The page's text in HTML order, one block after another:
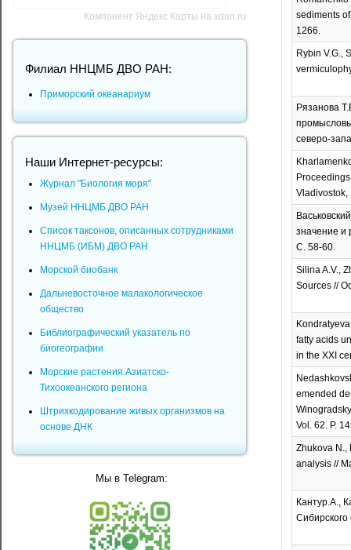
sediments
1266.
Rybin V.G.,
Рязанова
северо-
Vladivostok,
значение и
С. 58-60.
Silina A.V.,
Sources //
fatty acids
in the ХХI
emended
Vol. 62. P.
Zhukova N.,
analysis //
Кантур.А.,
Компонент Яндекс Карты на xdan.ru
Филиал ННЦМБ ДВО РАН:
Приморский океанариум
Наши Интернет-ресурсы:
Журнал "Биология моря"
Музей ННЦМБ ДВО РАН
Список таксонов, описанных сотрудниками
ННЦМБ (ИБМ) ДВО РАН
Морской биобанк
Дальневосточное малакологическое
общество
Библиографический указатель по
биогеографии
Морские растения Азиатско-
Тихоокеанского региона
Штрихкодирование живых организмов на
основе ДНК
Мы в Telegram: